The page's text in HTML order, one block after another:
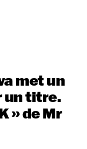
met un
un titre.
» de Mr